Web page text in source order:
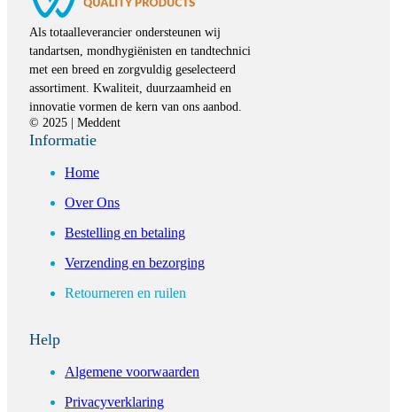
Als totaalleverancier ondersteunen wij
tandartsen, mondhygiënisten en tandtechnici
met een breed en zorgvuldig geselecteerd
assortiment. Kwaliteit, duurzaamheid en
innovatie vormen de kern van ons aanbod.
© 2025 | Meddent
Informatie
Home
Over Ons
Bestelling en betaling
Verzending en bezorging
Retourneren en ruilen
Help
Algemene voorwaarden
Privacyverklaring